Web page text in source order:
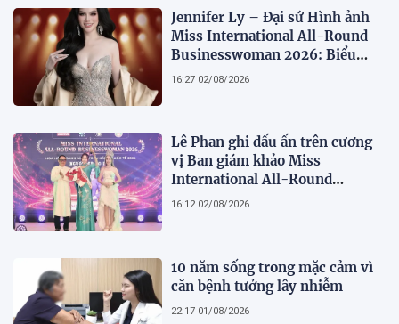
Jennifer Ly – Đại sứ Hình ảnh
Miss International All-Round
Businesswoman 2026: Biểu
tượng của nhan sắc, trí tuệ và
16:27 02/08/2026
Lê Phan ghi dấu ấn trên cương
vị Ban giám khảo Miss
International All-Round
Businesswoman 2026: Thanh
16:12 02/08/2026
10 năm sống trong mặc cảm vì
căn bệnh tưởng lây nhiễm
22:17 01/08/2026